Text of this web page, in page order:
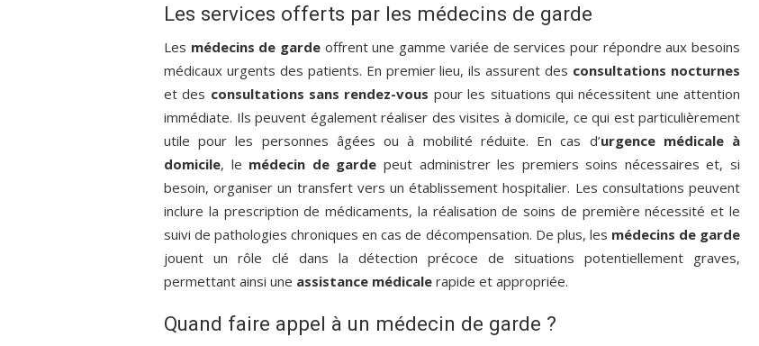
Les services offerts par les médecins de garde
Les médecins de garde offrent une gamme variée de services pour répondre aux besoins
médicaux urgents des patients. En premier lieu, ils assurent des consultations nocturnes
et des consultations sans rendez-vous pour les situations qui nécessitent une attention
immédiate. Ils peuvent également réaliser des visites à domicile, ce qui est particulièrement
utile pour les personnes âgées ou à mobilité réduite. En cas d’urgence médicale à
domicile, le médecin de garde peut administrer les premiers soins nécessaires et, si
besoin, organiser un transfert vers un établissement hospitalier. Les consultations peuvent
inclure la prescription de médicaments, la réalisation de soins de première nécessité et le
suivi de pathologies chroniques en cas de décompensation. De plus, les médecins de garde
jouent un rôle clé dans la détection précoce de situations potentiellement graves,
permettant ainsi une assistance médicale rapide et appropriée.
Quand faire appel à un médecin de garde ?